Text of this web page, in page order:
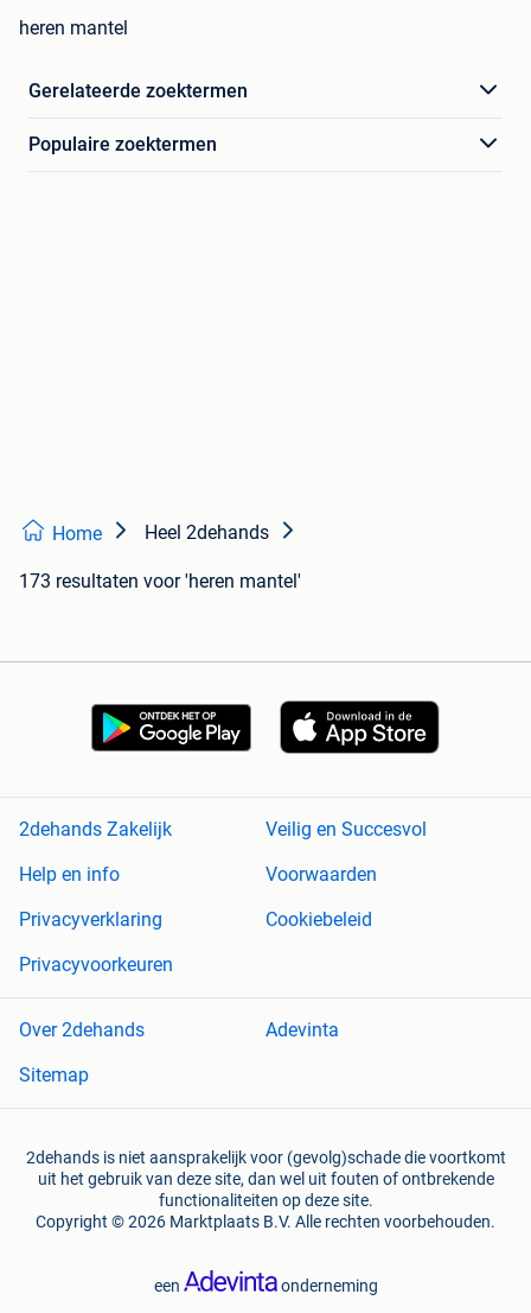
heren mantel
Gerelateerde zoektermen
Populaire zoektermen
Home Heel 2dehands
173 resultaten voor 'heren mantel'
2dehands Zakelijk
Veilig en Succesvol
Help en info
Voorwaarden
Privacyverklaring
Cookiebeleid
Privacyvoorkeuren
Over 2dehands
Adevinta
Sitemap
2dehands is niet aansprakelijk voor (gevolg)schade die voortkomt
uit het gebruik van deze site, dan wel uit fouten of ontbrekende
functionaliteiten op deze site.
Copyright © 2026 Marktplaats B.V. Alle rechten voorbehouden.
een onderneming